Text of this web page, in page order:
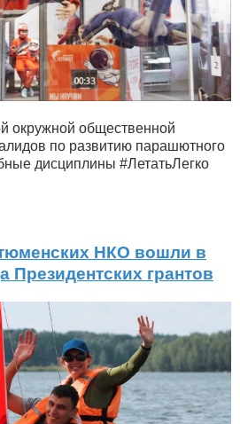
окружной общественной
по развитию парашютного
дисциплины #ЛетатьЛегко
НКО вошли в
Президентских грантов